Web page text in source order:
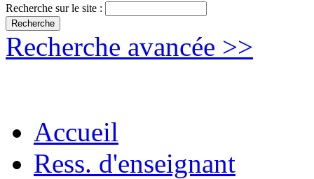
Recherche sur le site :
Recherche avancée >>
Accueil
Ress. d'enseignant